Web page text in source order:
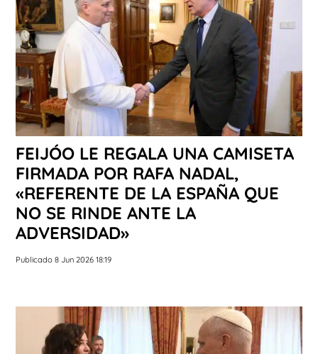
FEIJÓO LE REGALA UNA CAMISETA
FIRMADA POR RAFA NADAL,
«REFERENTE DE LA ESPAÑA QUE
NO SE RINDE ANTE LA
ADVERSIDAD»
Publicado 8 Jun 2026 18:19